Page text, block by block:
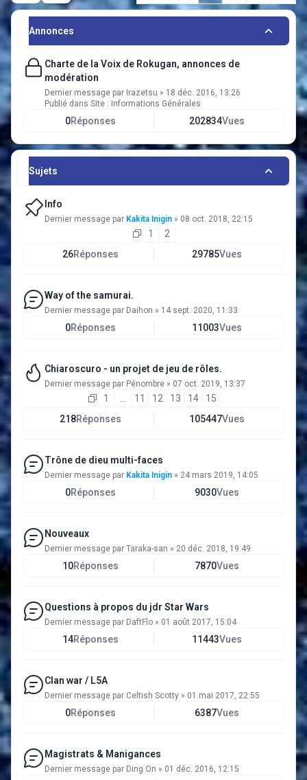
Annonces
Charte de la Voix de Rokugan, annonces de
modération
Dernier message par Irazetsu » 18 déc. 2016, 13:26
Publié dans Site : Informations Générales
0Réponses 202834Vues
Sujets
Info
Dernier message par Kakita Inigin » 08 oct. 2018, 22:15
1
2
26Réponses 29785Vues
Way of the samurai.
Dernier message par Daihon » 14 sept. 2020, 11:33
0Réponses 11003Vues
Chiaroscuro - un projet de jeu de rôles.
Dernier message par Pénombre » 07 oct. 2019, 13:37
1 11 12 13 14
15
218Réponses 105447Vues
Trône de dieu multi-faces
Dernier message par Kakita Inigin » 24 mars 2019, 14:05
0Réponses 9030Vues
Nouveaux
Dernier message par Taraka-san » 20 déc. 2018, 19:49
10Réponses 7870Vues
Questions à propos du jdr Star Wars
Dernier message par DaftFlo » 01 août 2017, 15:04
14Réponses 11443Vues
Clan war / L5A
Dernier message par Celtish Scotty » 01 mai 2017, 22:55
0Réponses 6387Vues
Magistrats & Manigances
Dernier message par Ding On » 01 déc. 2016, 12:15